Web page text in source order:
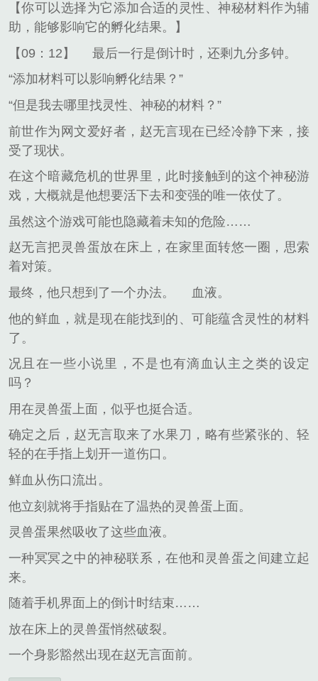
【你可以选择为它添加合适的灵性、神秘材料作为辅
助，能够影响它的孵化结果。】
【09：12】
最后一行是倒计时，还剩九分多钟。
“添加材料可以影响孵化结果？”
“但是我去哪里找灵性、神秘的材料？”
前世作为网文爱好者，赵无言现在已经冷静下来，接
受了现状。
在这个暗藏危机的世界里，此时接触到的这个神秘游
戏，大概就是他想要活下去和变强的唯一依仗了。
虽然这个游戏可能也隐藏着未知的危险……
赵无言把灵兽蛋放在床上，在家里面转悠一圈，思索
着对策。
最终，他只想到了一个办法。
血液。
他的鲜血，就是现在能找到的、可能蕴含灵性的材料
了。
况且在一些小说里，不是也有滴血认主之类的设定
吗？
用在灵兽蛋上面，似乎也挺合适。
确定之后，赵无言取来了水果刀，略有些紧张的、轻
轻的在手指上划开一道伤口。
鲜血从伤口流出。
他立刻就将手指贴在了温热的灵兽蛋上面。
灵兽蛋果然吸收了这些血液。
一种冥冥之中的神秘联系，在他和灵兽蛋之间建立起
来。
随着手机界面上的倒计时结束……
放在床上的灵兽蛋悄然破裂。
一个身影豁然出现在赵无言面前。